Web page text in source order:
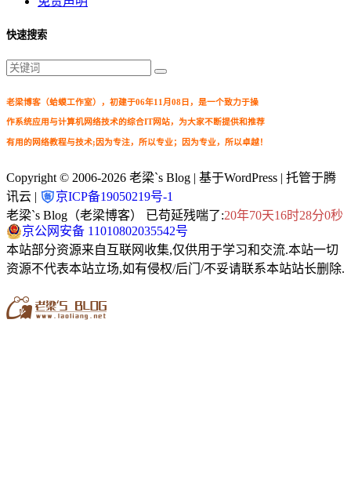
快速搜索
老梁博客（蛤蟆工作室），初建于06年11月08日，是一个致力于操
作系统应用与计算机网络技术的综合IT网站，为大家不断提供和推荐
有用的网络教程与技术;因为专注，所以专业；因为专业，所以卓越！
Copyright © 2006-2026 老梁`s Blog | 基于WordPress | 托管于腾
讯云 |
京ICP备19050219号-1
老梁`s Blog（老梁博客） 已苟延残喘了:20年70天16时28分1秒
京公网安备 11010802035542号
本站部分资源来自互联网收集,仅供用于学习和交流.本站一切
资源不代表本站立场,如有侵权/后门/不妥请联系本站站长删除.